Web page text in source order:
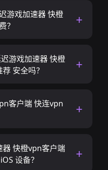
游戏加速器 快橙
？
游戏加速器 快橙
安全吗？
客户端 快连vpn
器 快橙vpn客户端
设备？